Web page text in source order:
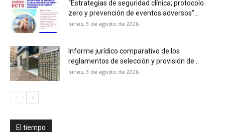
“Estrategias de seguridad clínica; protocolo
zero y prevención de eventos adversos”...
lunes, 3 de agosto de 2026
Informe jurídico comparativo de los
reglamentos de selección y provisión de...
lunes, 3 de agosto de 2026
El tiempo